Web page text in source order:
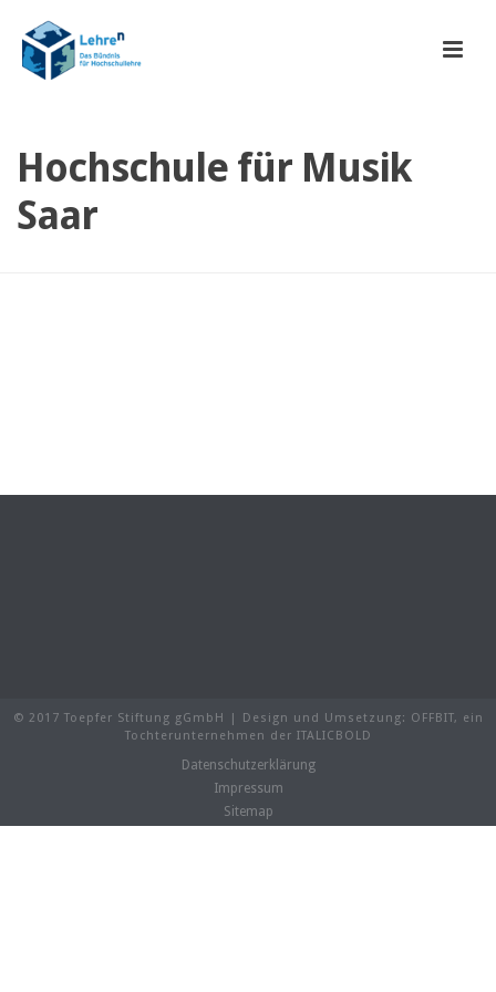
Hochschule für Musik
Saar
© 2017 Toepfer Stiftung gGmbH | Design und Umsetzung: OFFBIT, ein
Tochterunternehmen der ITALICBOLD
Datenschutzerklärung
Impressum
Sitemap